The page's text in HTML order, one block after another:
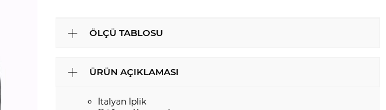
ÖLÇÜ TABLOSU
ÜRÜN AÇIKLAMASI
İtalyan İplik